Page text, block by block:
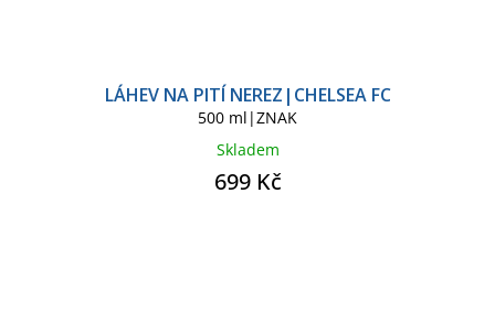
LÁHEV NA PITÍ NEREZ|CHELSEA FC
500 ml|ZNAK
Skladem
699 Kč